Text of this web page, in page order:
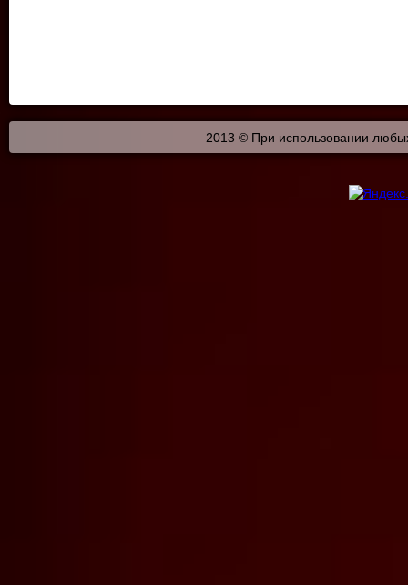
2013 © При использовании